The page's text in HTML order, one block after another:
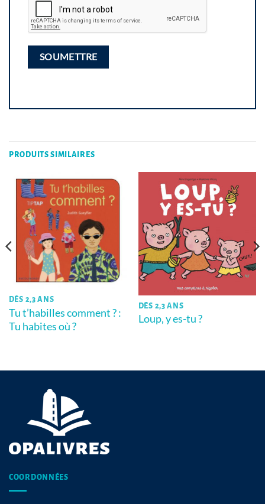
PRODUITS SIMILAIRES
DÈS 2,3 ANS
Tu t’habilles comment ? :
Tu habites où ?
DÈS 2,3 ANS
Loup, y es-tu ?
COORDONNÉES